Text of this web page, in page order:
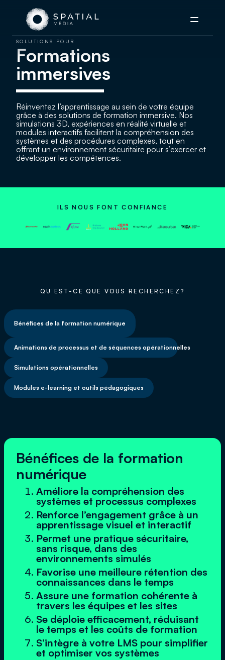
Menu
SOLUTIONS POUR
Formations
immersives
Réinventez l’apprentissage au sein de votre équipe
grâce à des solutions de formation immersive. Nos
simulations 3D, expériences en réalité virtuelle et
modules interactifs facilitent la compréhension des
systèmes et des procédures complexes, tout en
offrant un environnement sécuritaire pour s’exercer et
développer les compétences.
ILS NOUS FONT CONFIANCE
QU’EST-CE QUE VOUS RECHERCHEZ?
Bénéfices de la formation numérique
Animations de processus et de séquences opérationnelles
Simulations opérationnelles
Modules e-learning et outils pédagogiques
Bénéfices de la formation
numérique
Améliore la compréhension des
systèmes et processus complexes
Renforce l’engagement grâce à un
apprentissage visuel et interactif
Permet une pratique sécuritaire,
sans risque, dans des
environnements simulés
Favorise une meilleure rétention des
connaissances dans le temps
Assure une formation cohérente à
travers les équipes et les sites
Se déploie efficacement, réduisant
le temps et les coûts de formation
S’intègre à votre LMS pour simplifier
et optimiser vos systèmes